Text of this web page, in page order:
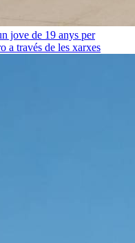
jove de 19 anys per
a través de les xarxes